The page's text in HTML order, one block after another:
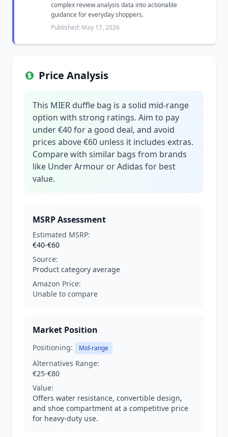
complex review analysis data into actionable
guidance for everyday shoppers.
Published: May 17, 2026
Price Analysis
This MIER duffle bag is a solid mid-range
option with strong ratings. Aim to pay
under €40 for a good deal, and avoid
prices above €60 unless it includes extras.
Compare with similar bags from brands
like Under Armour or Adidas for best
value.
MSRP Assessment
Estimated MSRP:
€40-€60
Source:
Product category average
Amazon Price:
Unable to compare
Market Position
Positioning: Mid-range
Alternatives Range:
€25-€80
Value:
Offers water resistance, convertible design,
and shoe compartment at a competitive price
for heavy-duty use.